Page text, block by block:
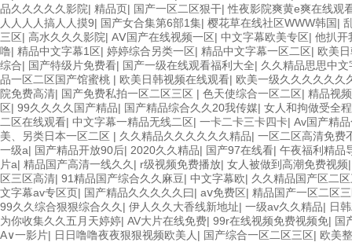
品久久久久久影院| 精品页| 国产一区二区狠干|性夜影院爽黄e爽在线观
人人人人搞人人摸9| 国产女合集第6部1集| 樱花草在线社区WWW韩国|
三区| 高水久久久影院| AⅤ国产在线视频一区| 中文字幕欧美专区| 他扒开
噜| 精品中文字幕1区| 婷婷综合另类一区| 精品中文字幕一区二区| 欧美
综合| 国产特级片免费看| 国产一级在线观看福利大全| 久久精品思思中文
品一区二区国产馆蜜桃 | 欧美日韩视频在线观看| 欧美一级久久久久久久
院免费高清| 国产免费私拍一区二区三区 | 色天使综合一区二区| 精品视
区| 99久久久久国产精品| 国产精品综合久久20我传媒| 女人和拘做受全
二区在线观看| 中文字幕一精品无线二区| 一卡二卡三卡四卡| Av国产精
美、另类日本一区二区 | 久久精品久久久久久久精品| 一区二区高清免费
一级a| 国产精品开放90后| 2020久久精品| 国产97在线看| 午夜福利精品
片a| 精品国产高清一线久久 | r级视频免费播放| 女人被做到高潮免费视频
区三区高清| 91精品国产综合久久麻豆| 中文字幕欧| 久久精品国产区二
文字幕av专区页| 国产精品久久久久久曰| aⅴ免费区| 精品国产一区二区
99久久综合狠狠综合久久 | 伊人久久大香线新地址| 一级av久久精品| 日
为你收集久久五月天婷婷| AV大片在线免费| 99r在线视频免费视频免| 国
A∨一影片| 日日噜噜夜夜狠狠视频欧美人 | 国产综合一区二区三区| 欧美